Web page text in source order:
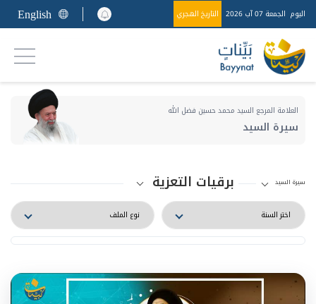
اليوم الجمعة 07 آب 2026 التاريخ الهجري English
العلامة المرجع السيد محمد حسين فضل الله
سيرة السيد
سيرة السيد برقيات التعزية